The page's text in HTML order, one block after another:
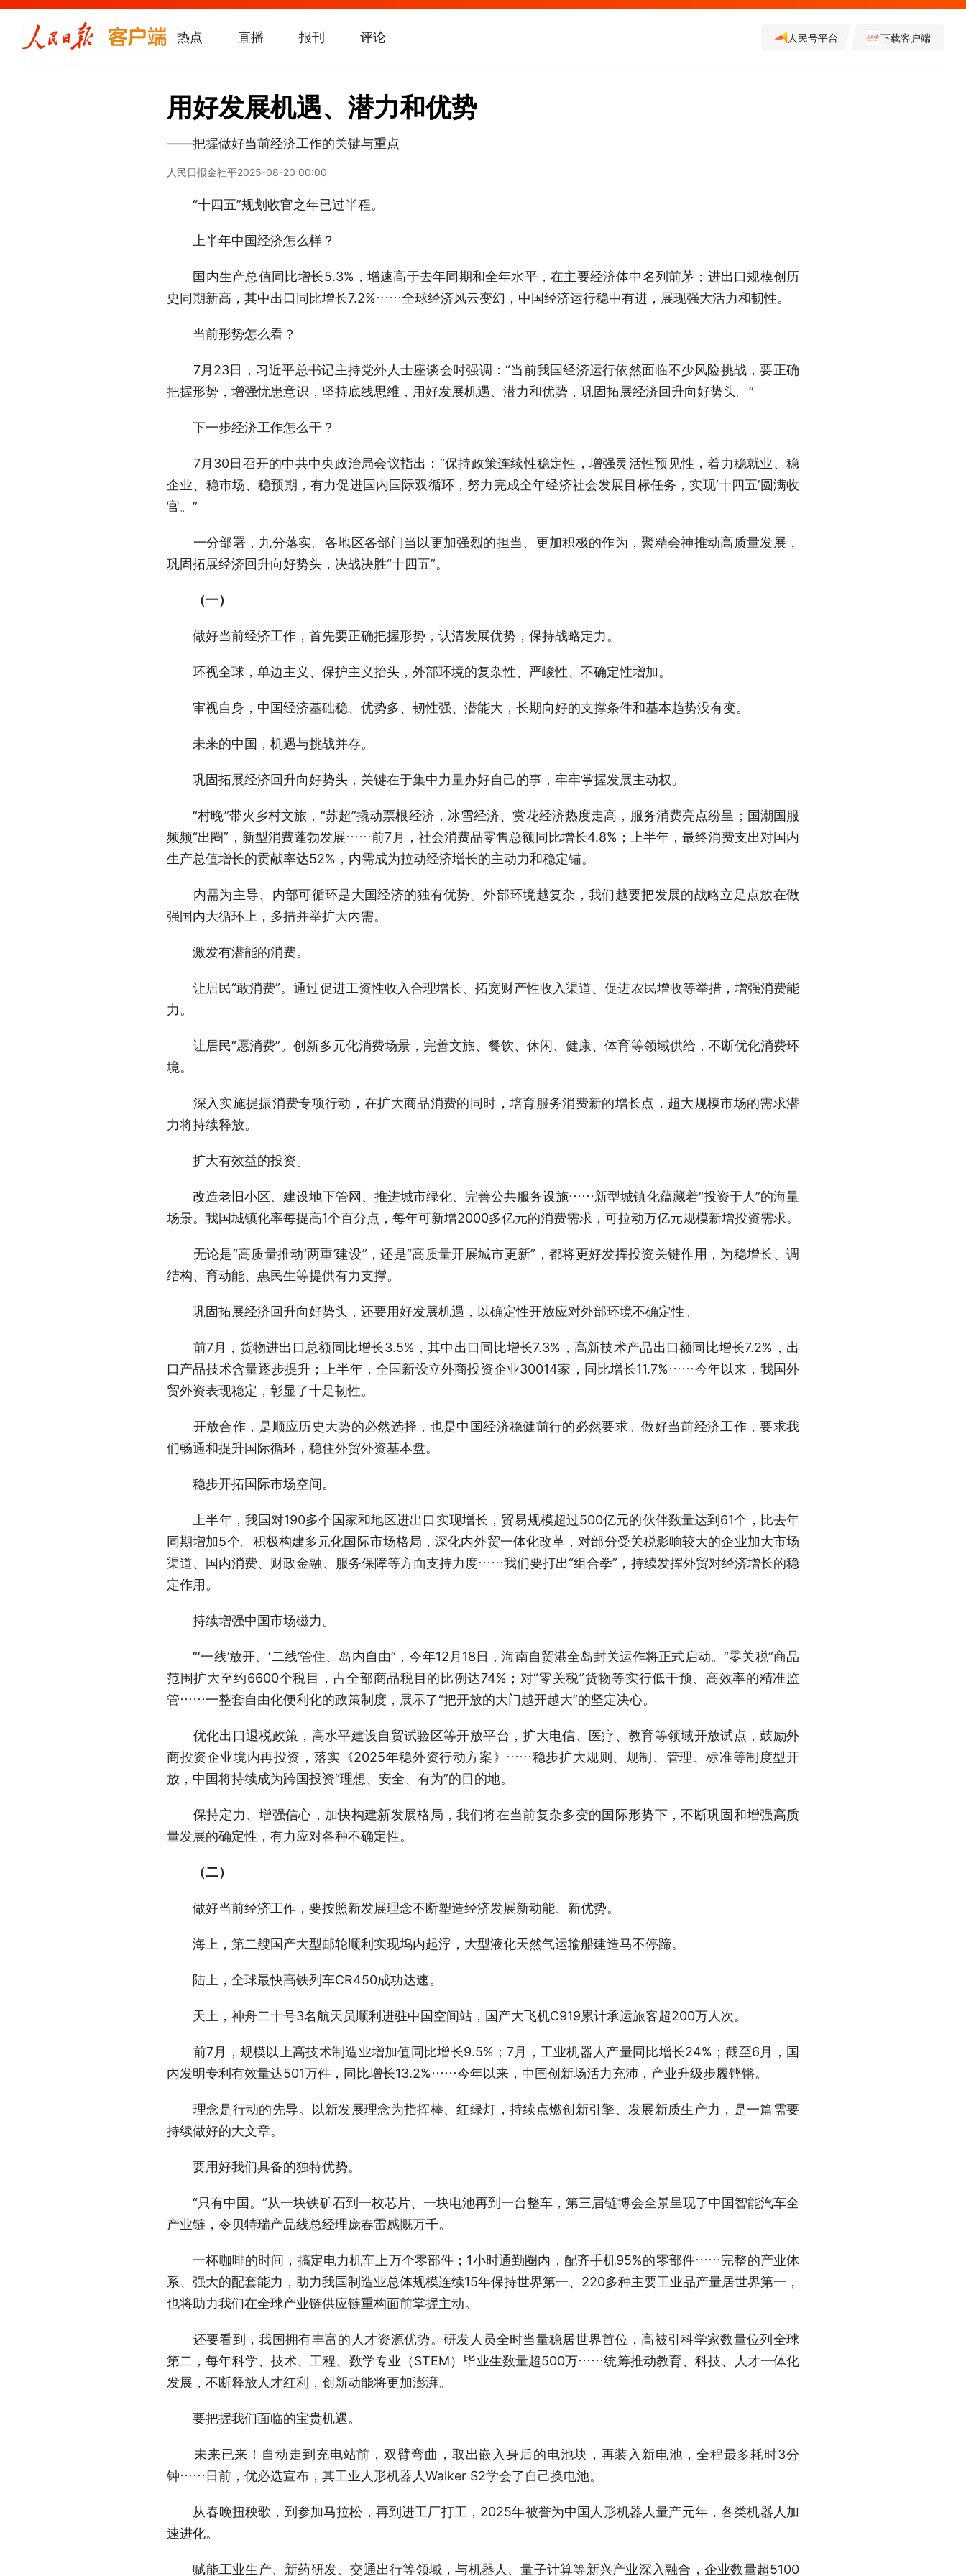
热点 直播 报刊 评论 人民号平台 下载客户端
用好发展机遇、潜力和优势
——把握做好当前经济工作的关键与重点
人民日报金社平2025-08-20 00:00
“十四五”规划收官之年已过半程。
上半年中国经济怎么样？
国内生产总值同比增长5.3%，增速高于去年同期和全年水平，在主要经济体中名列前茅；进出口规模创历
史同期新高，其中出口同比增长7.2%……全球经济风云变幻，中国经济运行稳中有进，展现强大活力和韧性。
当前形势怎么看？
7月23日，习近平总书记主持党外人士座谈会时强调：“当前我国经济运行依然面临不少风险挑战，要正确
把握形势，增强忧患意识，坚持底线思维，用好发展机遇、潜力和优势，巩固拓展经济回升向好势头。”
下一步经济工作怎么干？
7月30日召开的中共中央政治局会议指出：“保持政策连续性稳定性，增强灵活性预见性，着力稳就业、稳
企业、稳市场、稳预期，有力促进国内国际双循环，努力完成全年经济社会发展目标任务，实现‘十四五’圆满收
官。”
一分部署，九分落实。各地区各部门当以更加强烈的担当、更加积极的作为，聚精会神推动高质量发展，
巩固拓展经济回升向好势头，决战决胜“十四五”。
（一）
做好当前经济工作，首先要正确把握形势，认清发展优势，保持战略定力。
环视全球，单边主义、保护主义抬头，外部环境的复杂性、严峻性、不确定性增加。
审视自身，中国经济基础稳、优势多、韧性强、潜能大，长期向好的支撑条件和基本趋势没有变。
未来的中国，机遇与挑战并存。
巩固拓展经济回升向好势头，关键在于集中力量办好自己的事，牢牢掌握发展主动权。
“村晚”带火乡村文旅，“苏超”撬动票根经济，冰雪经济、赏花经济热度走高，服务消费亮点纷呈；国潮国服
频频“出圈”，新型消费蓬勃发展……前7月，社会消费品零售总额同比增长4.8%；上半年，最终消费支出对国内
生产总值增长的贡献率达52%，内需成为拉动经济增长的主动力和稳定锚。
内需为主导、内部可循环是大国经济的独有优势。外部环境越复杂，我们越要把发展的战略立足点放在做
强国内大循环上，多措并举扩大内需。
激发有潜能的消费。
让居民“敢消费”。通过促进工资性收入合理增长、拓宽财产性收入渠道、促进农民增收等举措，增强消费能
力。
让居民“愿消费”。创新多元化消费场景，完善文旅、餐饮、休闲、健康、体育等领域供给，不断优化消费环
境。
深入实施提振消费专项行动，在扩大商品消费的同时，培育服务消费新的增长点，超大规模市场的需求潜
力将持续释放。
扩大有效益的投资。
改造老旧小区、建设地下管网、推进城市绿化、完善公共服务设施……新型城镇化蕴藏着“投资于人”的海量
场景。我国城镇化率每提高1个百分点，每年可新增2000多亿元的消费需求，可拉动万亿元规模新增投资需求。
无论是“高质量推动‘两重’建设”，还是“高质量开展城市更新”，都将更好发挥投资关键作用，为稳增长、调
结构、育动能、惠民生等提供有力支撑。
巩固拓展经济回升向好势头，还要用好发展机遇，以确定性开放应对外部环境不确定性。
前7月，货物进出口总额同比增长3.5%，其中出口同比增长7.3%，高新技术产品出口额同比增长7.2%，出
口产品技术含量逐步提升；上半年，全国新设立外商投资企业30014家，同比增长11.7%……今年以来，我国外
贸外资表现稳定，彰显了十足韧性。
开放合作，是顺应历史大势的必然选择，也是中国经济稳健前行的必然要求。做好当前经济工作，要求我
们畅通和提升国际循环，稳住外贸外资基本盘。
稳步开拓国际市场空间。
上半年，我国对190多个国家和地区进出口实现增长，贸易规模超过500亿元的伙伴数量达到61个，比去年
同期增加5个。积极构建多元化国际市场格局，深化内外贸一体化改革，对部分受关税影响较大的企业加大市场
渠道、国内消费、财政金融、服务保障等方面支持力度……我们要打出“组合拳”，持续发挥外贸对经济增长的稳
定作用。
持续增强中国市场磁力。
“‘一线’放开、‘二线’管住、岛内自由”，今年12月18日，海南自贸港全岛封关运作将正式启动。“零关税”商品
范围扩大至约6600个税目，占全部商品税目的比例达74%；对“零关税”货物等实行低干预、高效率的精准监
管……一整套自由化便利化的政策制度，展示了“把开放的大门越开越大”的坚定决心。
优化出口退税政策，高水平建设自贸试验区等开放平台，扩大电信、医疗、教育等领域开放试点，鼓励外
商投资企业境内再投资，落实《2025年稳外资行动方案》……稳步扩大规则、规制、管理、标准等制度型开
放，中国将持续成为跨国投资“理想、安全、有为”的目的地。
保持定力、增强信心，加快构建新发展格局，我们将在当前复杂多变的国际形势下，不断巩固和增强高质
量发展的确定性，有力应对各种不确定性。
（二）
做好当前经济工作，要按照新发展理念不断塑造经济发展新动能、新优势。
海上，第二艘国产大型邮轮顺利实现坞内起浮，大型液化天然气运输船建造马不停蹄。
陆上，全球最快高铁列车CR450成功达速。
天上，神舟二十号3名航天员顺利进驻中国空间站，国产大飞机C919累计承运旅客超200万人次。
前7月，规模以上高技术制造业增加值同比增长9.5%；7月，工业机器人产量同比增长24%；截至6月，国
内发明专利有效量达501万件，同比增长13.2%……今年以来，中国创新场活力充沛，产业升级步履铿锵。
理念是行动的先导。以新发展理念为指挥棒、红绿灯，持续点燃创新引擎、发展新质生产力，是一篇需要
持续做好的大文章。
要用好我们具备的独特优势。
“只有中国。”从一块铁矿石到一枚芯片、一块电池再到一台整车，第三届链博会全景呈现了中国智能汽车全
产业链，令贝特瑞产品线总经理庞春雷感慨万千。
一杯咖啡的时间，搞定电力机车上万个零部件；1小时通勤圈内，配齐手机95%的零部件……完整的产业体
系、强大的配套能力，助力我国制造业总体规模连续15年保持世界第一、220多种主要工业品产量居世界第一，
也将助力我们在全球产业链供应链重构面前掌握主动。
还要看到，我国拥有丰富的人才资源优势。研发人员全时当量稳居世界首位，高被引科学家数量位列全球
第二，每年科学、技术、工程、数学专业（STEM）毕业生数量超500万……统筹推动教育、科技、人才一体化
发展，不断释放人才红利，创新动能将更加澎湃。
要把握我们面临的宝贵机遇。
未来已来！自动走到充电站前，双臂弯曲，取出嵌入身后的电池块，再装入新电池，全程最多耗时3分
钟……日前，优必选宣布，其工业人形机器人Walker S2学会了自己换电池。
从春晚扭秧歌，到参加马拉松，再到进工厂打工，2025年被誉为中国人形机器人量产元年，各类机器人加
速进化。
赋能工业生产、新药研发、交通出行等领域，与机器人、量子计算等新兴产业深入融合，企业数量超5100